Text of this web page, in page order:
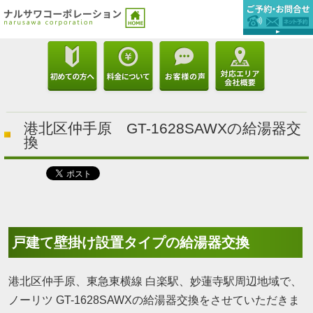
港北区仲手原 GT-1628SAWXの給湯器交
換
戸建て壁掛け設置タイプの給湯器交換
港北区仲手原、東急東横線 白楽駅、妙蓮寺駅周辺地域で、
ノーリツ GT-1628SAWXの給湯器交換をさせていただきま